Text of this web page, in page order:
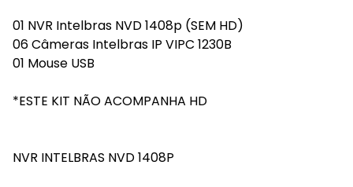
01 NVR Intelbras NVD 1408p (SEM HD)
06 Câmeras Intelbras IP VIPC 1230B
01 Mouse USB
*ESTE KIT NÃO ACOMPANHA HD
NVR INTELBRAS NVD 1408P